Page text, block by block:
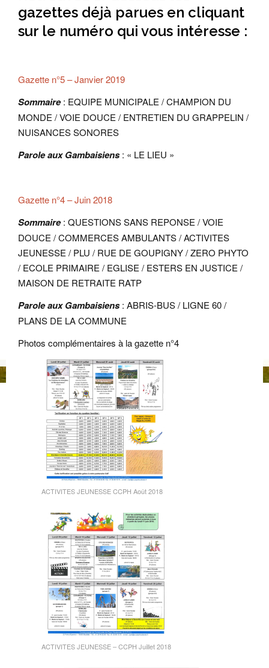
gazettes déjà parues en cliquant
sur le numéro qui vous intéresse :
Gazette n°5 – Janvier 2019
Sommaire: EQUIPE MUNICIPALE / CHAMPION DU
MONDE / VOIE DOUCE / ENTRETIEN DU GRAPPELIN /
NUISANCES SONORES
Parole aux Gambaisiens: « LE LIEU »
Gazette n°4 – Juin 2018
Sommaire: QUESTIONS SANS REPONSE / VOIE
DOUCE / COMMERCES AMBULANTS / ACTIVITES
JEUNESSE / PLU / RUE DE GOUPIGNY / ZERO PHYTO
/ ECOLE PRIMAIRE / EGLISE / ESTERS EN JUSTICE /
MAISON DE RETRAITE RATP
Parole aux Gambaisiens: ABRIS-BUS / LIGNE 60 /
PLANS DE LA COMMUNE
Photos complémentaires à la gazette n°4
ACTIVITES JEUNESSE CCPH Août 2018
ACTIVITES JEUNESSE – CCPH Juillet 2018